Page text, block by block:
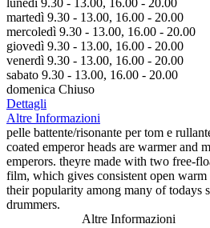
lunedì 9.30 - 13.00, 16.00 - 20.00
martedì 9.30 - 13.00, 16.00 - 20.00
mercoledì 9.30 - 13.00, 16.00 - 20.00
giovedì 9.30 - 13.00, 16.00 - 20.00
venerdì 9.30 - 13.00, 16.00 - 20.00
sabato 9.30 - 13.00, 16.00 - 20.00
domenica Chiuso
Dettagli
Altre Informazioni
pelle battente/risonante per tom e
coated emperor heads are warmer and
emperors. theyre made with two free-
film, which gives consistent open
their popularity among many of todays
drummers.
Altre Informazioni